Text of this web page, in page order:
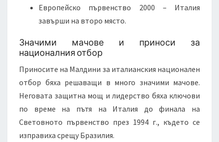
Европейско първенство 2000 – Италия
завърши на второ място.
Значими мачове и приноси за
националния отбор
Приносите на Малдини за италианския национален
отбор бяха решаващи в много значими мачове.
Неговата защитна мощ и лидерство бяха ключови
по време на пътя на Италия до финала на
Световното първенство през 1994 г., където се
изправиха срещу Бразилия.